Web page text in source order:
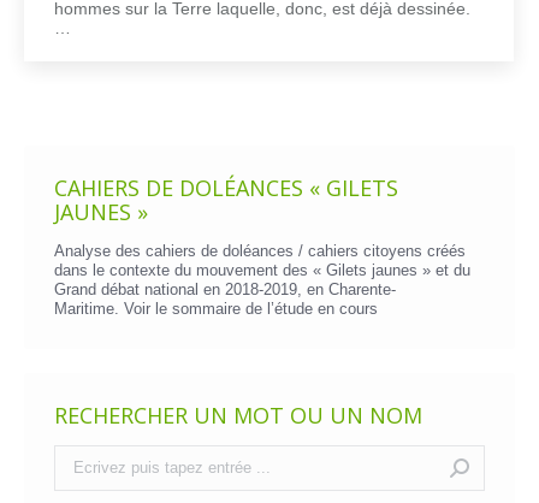
hommes sur la Terre laquelle, donc, est déjà dessinée.
CAHIERS DE DOLÉANCES « GILETS
JAUNES »
Analyse des cahiers de doléances / cahiers citoyens créés
dans le contexte du mouvement des « Gilets jaunes » et du
Grand débat national en 2018-2019, en Charente-
Maritime. Voir le sommaire de l’étude en cours
RECHERCHER UN MOT OU UN NOM